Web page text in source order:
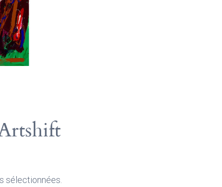
sélectionnées.